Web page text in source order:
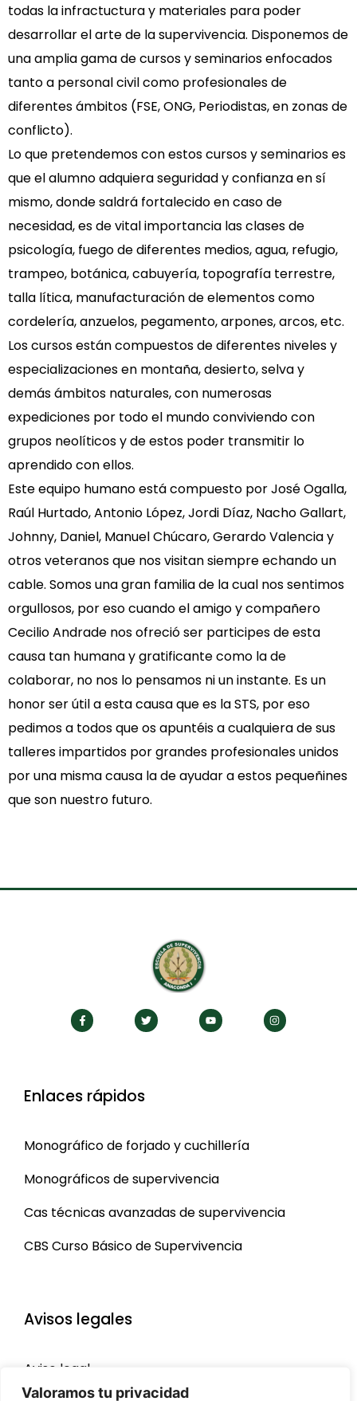
Valoramos tu privacidad
todas la infractuctura y materiales para poder
desarrollar el arte de la supervivencia. Disponemos de
una amplia gama de cursos y seminarios enfocados
tanto a personal civil como profesionales de
diferentes ámbitos (FSE, ONG, Periodistas, en zonas de
conflicto).
Lo que pretendemos con estos cursos y seminarios es
que el alumno adquiera seguridad y confianza en sí
mismo, donde saldrá fortalecido en caso de
necesidad, es de vital importancia las clases de
psicología, fuego de diferentes medios, agua, refugio,
trampeo, botánica, cabuyería, topografía terrestre,
talla lítica, manufacturación de elementos como
cordelería, anzuelos, pegamento, arpones, arcos, etc.
Los cursos están compuestos de diferentes niveles y
especializaciones en montaña, desierto, selva y
demás ámbitos naturales, con numerosas
expediciones por todo el mundo conviviendo con
grupos neolíticos y de estos poder transmitir lo
aprendido con ellos.
Este equipo humano está compuesto por José Ogalla,
Raúl Hurtado, Antonio López, Jordi Díaz, Nacho Gallart,
Johnny, Daniel, Manuel Chúcaro, Gerardo Valencia y
otros veteranos que nos visitan siempre echando un
cable. Somos una gran familia de la cual nos sentimos
orgullosos, por eso cuando el amigo y compañero
Cecilio Andrade nos ofreció ser participes de esta
causa tan humana y gratificante como la de
colaborar, no nos lo pensamos ni un instante. Es un
honor ser útil a esta causa que es la STS, por eso
pedimos a todos que os apuntéis a cualquiera de sus
talleres impartidos por grandes profesionales unidos
por una misma causa la de ayudar a estos pequeñines
que son nuestro futuro.
Enlaces rápidos
Monográfico de forjado y cuchillería
Monográficos de supervivencia
Cas técnicas avanzadas de supervivencia
CBS Curso Básico de Supervivencia
Avisos legales
Aviso legal